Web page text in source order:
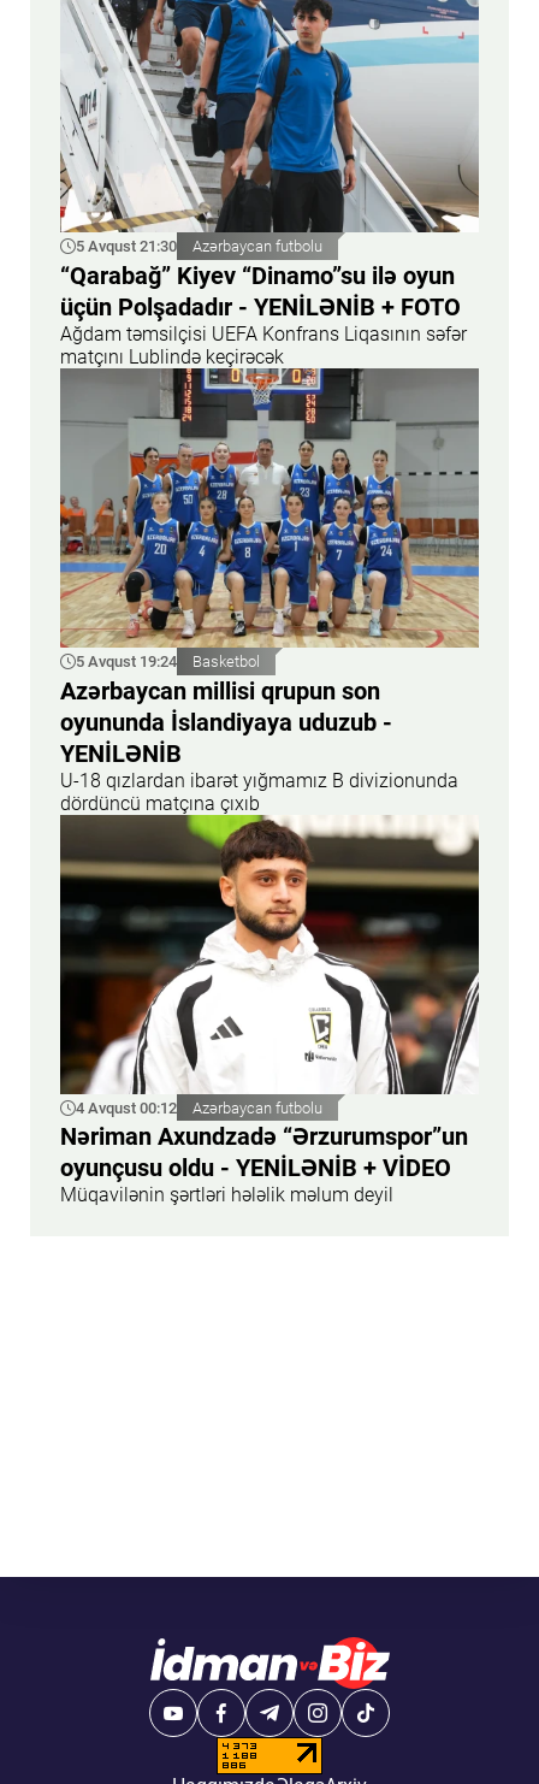
5 Avqust 21:30 Azərbaycan futbolu
“Qarabağ” Kiyev “Dinamo”su ilə oyun
üçün Polşadadır - YENİLƏNİB + FOTO
Ağdam təmsilçisi UEFA Konfrans Liqasının səfər
matçını Lublində keçirəcək
5 Avqust 19:24 Basketbol
Azərbaycan millisi qrupun son
oyununda İslandiyaya uduzub -
YENİLƏNİB
U-18 qızlardan ibarət yığmamız B divizionunda
dördüncü matçına çıxıb
4 Avqust 00:12 Azərbaycan futbolu
Nəriman Axundzadə “Ərzurumspor”un
oyunçusu oldu - YENİLƏNİB + VİDEO
Müqavilənin şərtləri hələlik məlum deyil